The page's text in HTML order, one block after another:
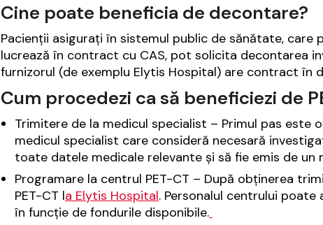
Cine poate beneficia de decontare?
Pacienții asigurați în sistemul public de sănătate,
lucrează în contract cu CAS, pot solicita decontarea
furnizorul (de exemplu Elytis Hospital) are contract în
Cum procedezi ca să beneficiezi de
Trimitere de la medicul specialist – Primul pas este
medicul specialist care consideră necesară
toate datele medicale relevante și să fie emis de
Programare la centrul PET-CT – După obținerea
PET-CT la Elytis Hospital. Personalul centrului
în funcție de fondurile disponibile.